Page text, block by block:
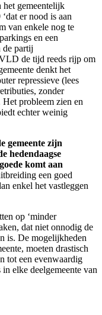
het gemeentelijk
er nood is aan
van enkele nog te
en een
de partij
de tijd reeds rijp om
denkt het
repressieve (lees
zonder
Het probleem zien en
echter weinig
gemeente zijn
hedendaagse
komt aan
een goed
enkel het vastleggen
op ‘minder
dat niet onnodig de
is. De mogelijkheden
moeten drastisch
tot een evenwaardig
elke deelgemeente van